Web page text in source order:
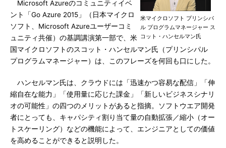
米マイクロソフト プリンシパ
ル プログラムマネージャー ス
コット・ハンセルマン氏
Microsoft Azureのコミュニティイベ
ント「Go Azure 2015」（日本マイクロ
ソフト、Microsoft Azureユーザーコミ
ュニティ共催）の基調講演第一部で、米
国マイクロソフトのスコット・ハンセルマン氏（プリンシパル
プログラムマネージャー）は、このフレーズを何回も口にした。
ハンセルマン氏は、クラウドには「迅速かつ容易な配信」「伸
縮自在な能力」「使用量に応じた課金」「新しいビジネスシナリ
オの可能性」の四つのメリットがあると指摘。ソフトウエア開発
者にとっても、キャパシティ割り当て量の自動拡張／縮小（オー
トスケーリング）などの機能によって、エンジニアとしての価値
を高めることができると説明した。